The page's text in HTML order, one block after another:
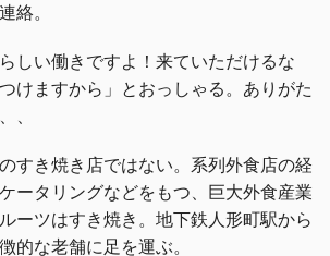
絡。
しい働きですよ！来ていただけるな
けますから」とおっしゃる。ありがた
、
すき焼き店ではない。系列外食店の経
ータリングなどをもつ、巨大外食産業
ーツはすき焼き。地下鉄人形町駅から
的な老舗に足を運ぶ。